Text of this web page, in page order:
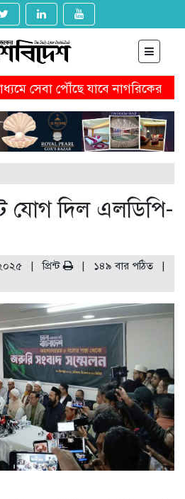
পৌঁছে যাবে নাগরিকের কাছে
বিএনপির নির্বাচনি জনসভায়
আগামীকাল থেকে ৯ মাসের জন্য বন্ধ
বিচার শুরু
যোগ দিল এলডিপি-
২০২৫ |প্রিন্ট ১৪৯ বার পঠিত